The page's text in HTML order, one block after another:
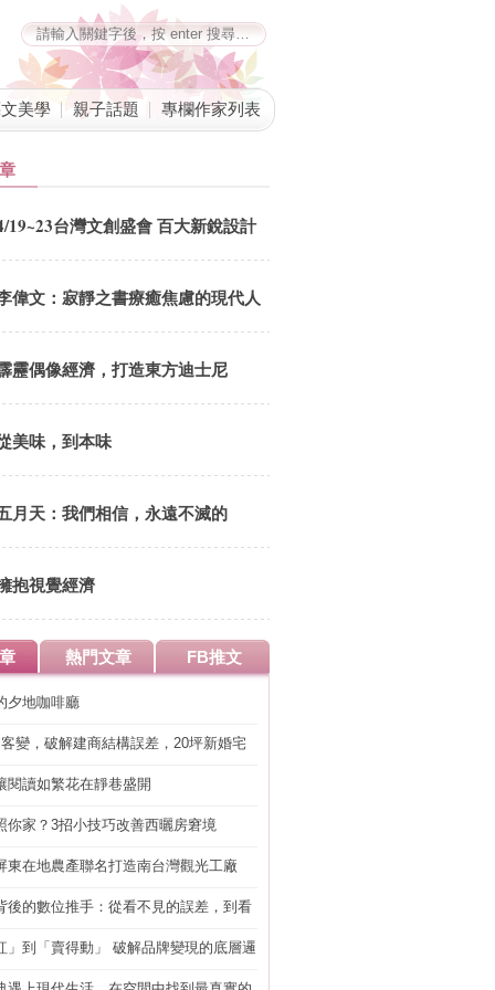
美學 親子話題 專欄作家列表
19~23台灣文創盛會 百大新銳設計
爭豔
偉文：寂靜之書療癒焦慮的現代人
靂偶像經濟，打造東方迪士尼
美味，到本味
月天：我們相信，永遠不滅的
Voice
抱視覺經濟
熱門文章 FB推文
夕地咖啡廳
變，破解建商結構誤差，20坪新婚宅
閱讀如繁花在靜巷盛開
你家？3招小技巧改善西曬房窘境
東在地農產聯名打造南台灣觀光工廠
後的數位推手：從看不見的誤差，到看
」到「賣得動」 破解品牌變現的底層邏